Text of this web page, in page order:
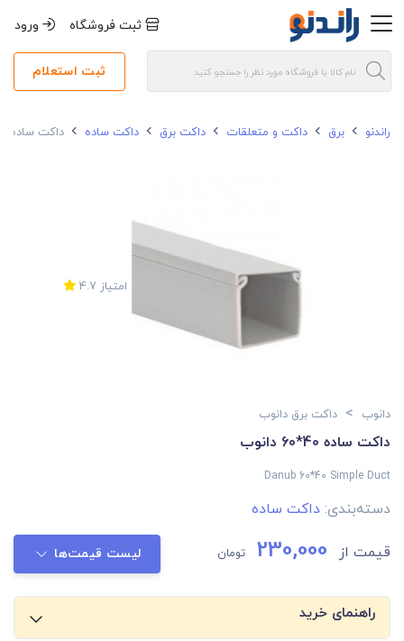
ثبت فروشگاه ورود
ثبت استعلام
راندنو برق داکت و متعلقات داکت برق داکت ساده داکت ساده 40*60 دانوب
امتیاز 4.7
دانوب > داکت برق دانوب
داکت ساده 40*60 دانوب
Danub 60*40 Simple Duct
دسته‌بندی: داکت ساده
قیمت از 230,000 تومان لیست قیمت‌ها
راهنمای خرید